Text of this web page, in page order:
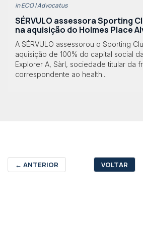
in ECO | Advocatus
SÉRVULO assessora Sporting
na aquisição do Holmes Place
A SÉRVULO assessorou o Sporting
aquisição de 100% do capital social
Explorer A, Sàrl, sociedade titular da
correspondente ao health...
← ANTERIOR VOLTAR